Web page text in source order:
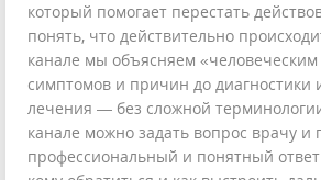
который помогает перестать
понять, что действительно
канале мы объясняем
симптомов и причин до диагностики
лечения — без сложной
канале можно задать вопрос врачу и
профессиональный и понятный